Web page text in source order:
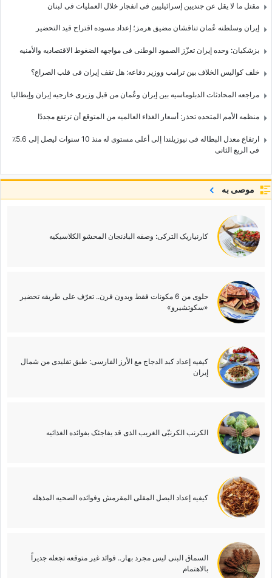
مقتل ما لا یقل عن جندیین إسرائیلیین فی انفجار خلال العملیات فی لبنان
إیران وسلطنه عُمان تناقشان مضیق هرمز؛ إعداد مسوده اقتراح قید التحضیر
بزشکیان: وحده إیران تعزّز الصمود الوطنی فی مواجهه الضغوط الاقتصادیه والأمنیه
خلف کوالیس الخلاف بین ترامب ووزیر دفاعه: هل تقف إیران فی قلب الصراع؟
مراجعه المحادثات الدبلوماسیه بین إیران وعُمان من قبل وزیری خارجیه إیران وإیطالیا
منظمه الأمم المتحده تحذر: أسعار الغذاء العالمیه من المتوقع أن ترتفع مجددًا
ارتفاع معدل البطاله فی نیوزیلندا إلى أعلى مستوى له منذ 10 سنوات لیصل إلى 5.6٪
فی الربع الثانی
موصى به
کارنیاریک الترکی: وصفه الباذنجان المحشو الکلاسیکیه
حلوى من 6 مکونات فقط وبدون فرن.. تعرّف على طریقه تحضیر
«سکوتشیرو»
کیفیه إعداد کبد الدجاج مع الأرز الفارسی: طبق تقلیدی من شمال
إیران
الکرنب الکرنبّی الغریب الذی قد یفاجئک بفوائده الغذائیه
کیفیه إعداد البصل المقلی المقرمش وفوائده الصحیه المذهله
السماق البنی لیس مجرد بهار.. فوائد غیر متوقعه تجعله جدیراً
بالاهتمام